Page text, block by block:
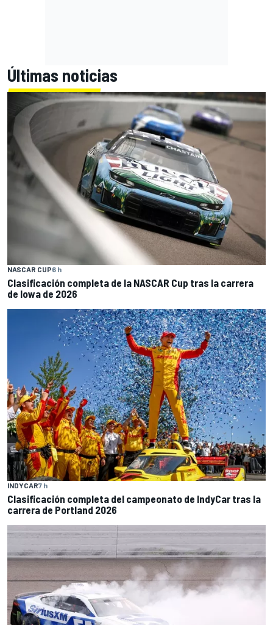
Últimas noticias
NASCAR CUP6 h
Clasificación completa de la NASCAR Cup tras la carrera
de Iowa de 2026
INDYCAR7 h
Clasificación completa del campeonato de IndyCar tras la
carrera de Portland 2026